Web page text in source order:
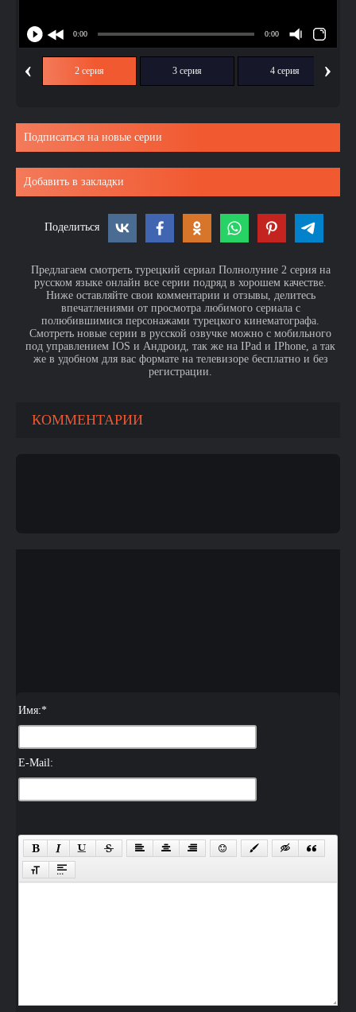
‹ 2 серия 3 серия 4 серия ›
Подписаться на новые серии
Добавить в закладки
Поделиться
Предлагаем смотреть турецкий сериал Полнолуние 2 серия на
русском языке онлайн все серии подряд в хорошем качестве.
Ниже оставляйте свои комментарии и отзывы, делитесь
впечатлениями от просмотра любимого сериала с
полюбившимися персонажами турецкого кинематографа.
Смотреть новые серии в русской озвучке можно с мобильного
под управлением IOS и Андроид, так же на IPad и IPhone, а так
же в удобном для вас формате на телевизоре бесплатно и без
регистрации.
КОММЕНТАРИИ
Имя:*
E-Mail: